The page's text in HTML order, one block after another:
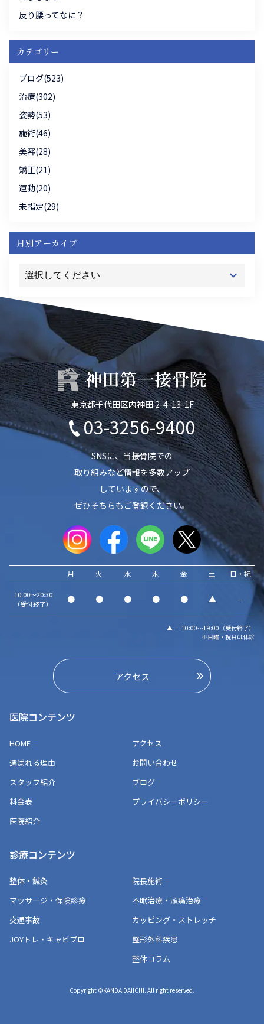
反り腰ってなに？
カテゴリー
ブログ(523)
治療(302)
姿勢(53)
施術(46)
美容(28)
矯正(21)
運動(20)
未指定(29)
月別アーカイブ
東京都千代田区内神田 2-4-13-1F
03-3256-9400
SNSに、当接骨院での
取り組みなど情報を多数アップ
していますので、
ぜひそちらもご登録ください。
月 火 水 木 金 土 日・祝
10:00～20:30
（受付終了）
● ● ● ● ● ▲ -
▲ … 10:00～19:00（受付終了）
※日曜・祝日は休診
アクセス
医院コンテンツ
HOME
選ばれる理由
スタッフ紹介
料金表
医院紹介
アクセス
お問い合わせ
ブログ
プライバシーポリシー
診療コンテンツ
整体・鍼灸
マッサージ・保険診療
交通事故
JOYトレ・キャビプロ
院長施術
不眠治療・頭痛治療
カッピング・ストレッチ
整形外科疾患
整体コラム
Copyright ©KANDA DAIICHI. All right reserved.